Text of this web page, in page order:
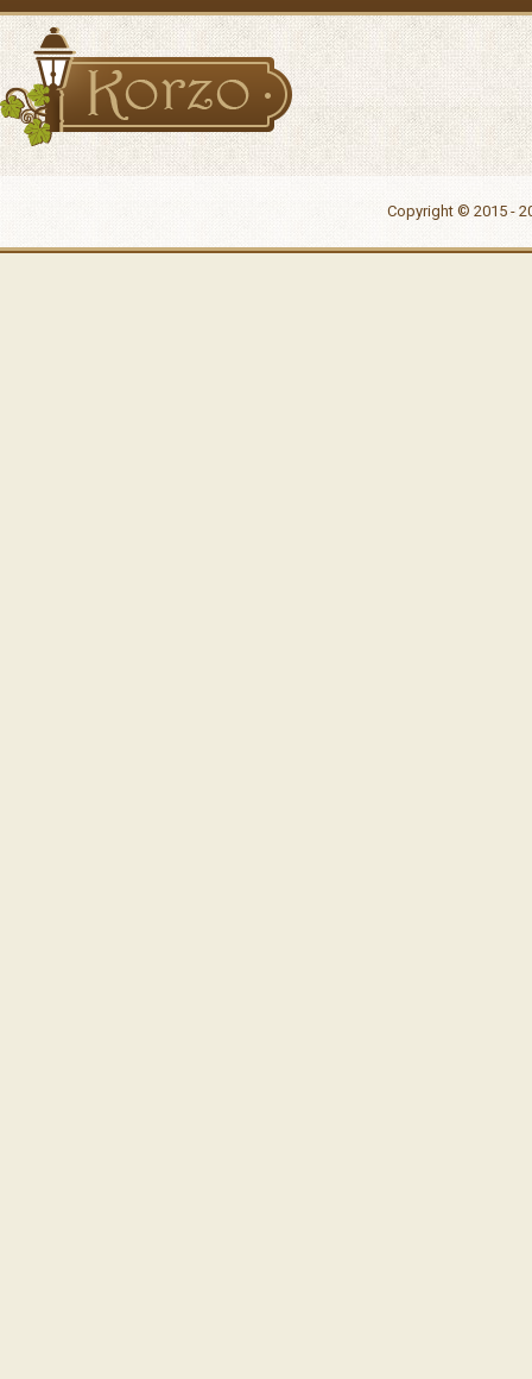
Copyright © 2015 -